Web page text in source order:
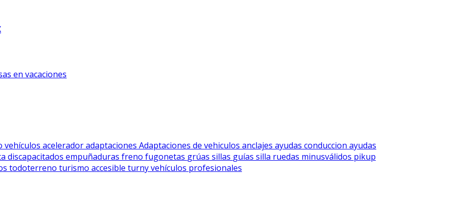
en vacaciones
vehículos aceleradoradaptaciones Adaptaciones de vehiculos anclajes ayudas conduccion ayudas
discapacitados empuñaduras freno fugonetas grúas sillas guías silla ruedas minusválidos pikup
todoterreno turismo accesible turnyvehículos profesionales